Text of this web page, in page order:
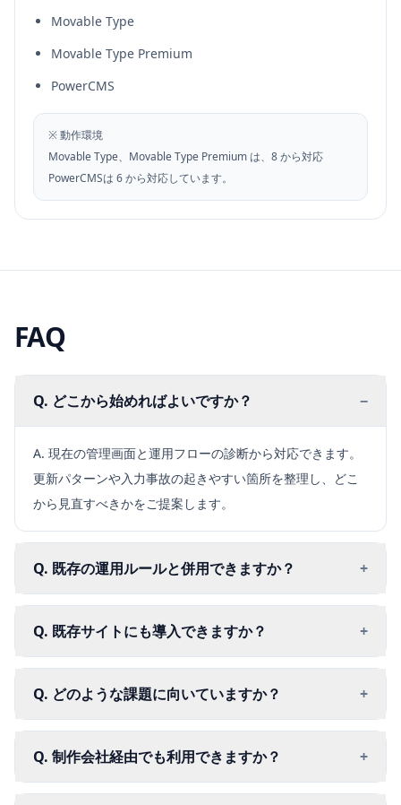
Movable Type
Movable Type Premium
PowerCMS
※ 動作環境
Movable Type、Movable Type Premium は、8 から対応
PowerCMSは 6 から対応しています。
FAQ
Q. どこから始めればよいですか？ −
A. 現在の管理画面と運用フローの診断から対応できます。
更新パターンや入力事故の起きやすい箇所を整理し、どこ
から見直すべきかをご提案します。
Q. 既存の運用ルールと併用できますか？ +
Q. 既存サイトにも導入できますか？ +
Q. どのような課題に向いていますか？ +
Q. 制作会社経由でも利用できますか？ +